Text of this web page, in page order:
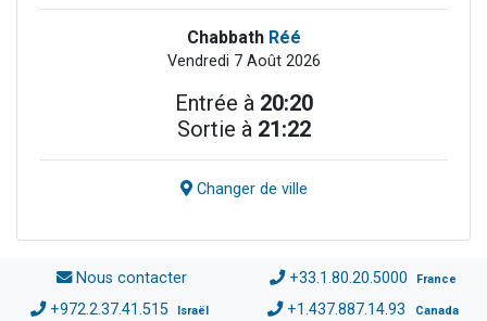
Chabbath Réé
Vendredi 7 Août 2026
Entrée à 20:20
Sortie à 21:22
Changer de ville
Nous contacter +33.1.80.20.5000 France
+972.2.37.41.515 Israël +1.437.887.14.93 Canada